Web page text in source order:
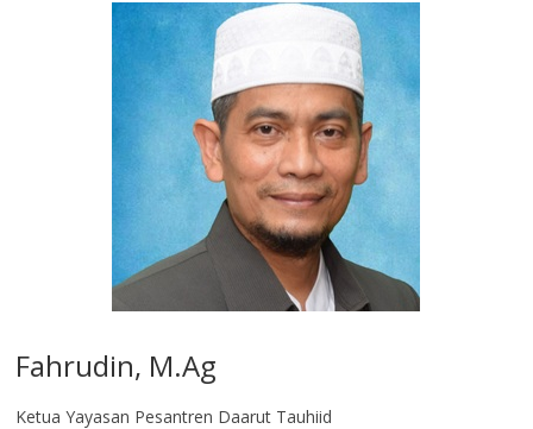
Fahrudin, M.Ag​
Ketua Yayasan Pesantren Daarut Tauhiid